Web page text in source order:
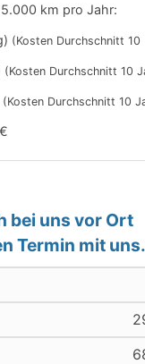
km pro Jahr:
(Kosten Durchschnitt 10
(Kosten Durchschnitt 10
(Kosten Durchschnitt 10
bei uns vor Ort
Termin mit